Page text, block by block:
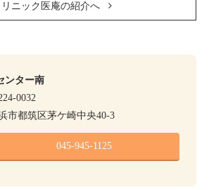
リニック医庵の紹介へ
ンター南
0032
市都筑区茅ケ崎中央40-3
045-945-1125